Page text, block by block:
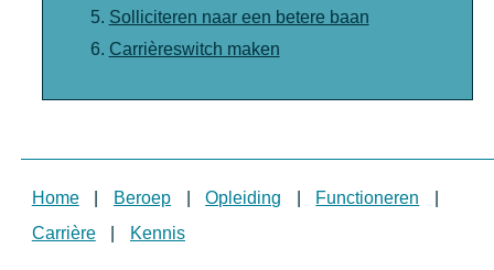
Solliciteren naar een betere baan
Carrièreswitch maken
Home Beroep Opleiding Functioneren
Carrière
Kennis